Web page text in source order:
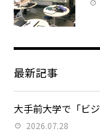
最新記事
大手前大学で「ビ
2026.07.28